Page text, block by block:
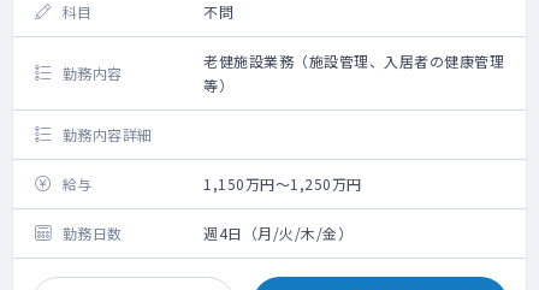
科目 不問
勤務内容
老健施設業務（施設管理、入居者の健康管理
等）
勤務内容詳細
給与 1,150万円～1,250万円
勤務日数 週4日（月/火/木/金）